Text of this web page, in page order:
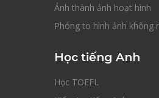
Ảnh thành ảnh hoạt hình
Phóng to hình ảnh không
Học tiếng Anh
Học TOEFL